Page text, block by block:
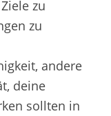
zu
zu
andere
deine
sollten in